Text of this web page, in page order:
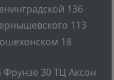
136
113
18
Фрунзе 30 ТЦ Аксон